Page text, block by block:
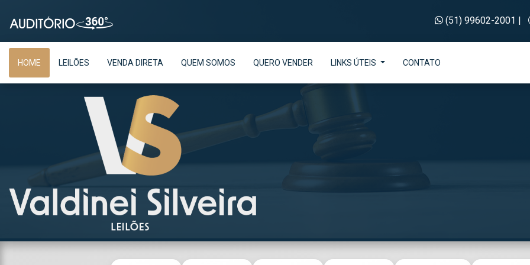
(51) 99602-2001 |
HOME LEILÕES VENDA DIRETA QUEM SOMOS QUERO VENDER LINKS ÚTEIS CONTATO